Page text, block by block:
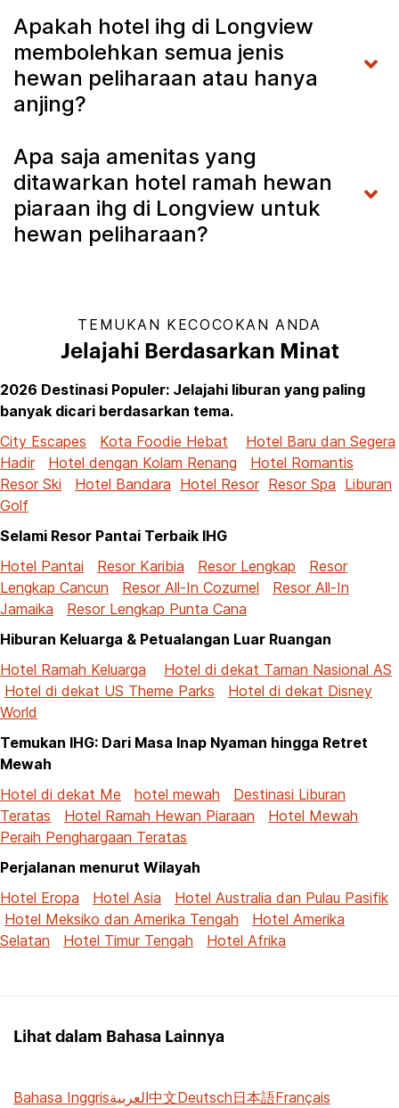
Apakah hotel ihg di Longview
membolehkan semua jenis
hewan peliharaan atau hanya
anjing?
Apa saja amenitas yang
ditawarkan hotel ramah hewan
piaraan ihg di Longview untuk
hewan peliharaan?
TEMUKAN KECOCOKAN ANDA
Jelajahi Berdasarkan Minat
2026 Destinasi Populer: Jelajahi liburan yang paling
banyak dicari berdasarkan tema.
City Escapes
Kota Foodie Hebat
Hotel Baru dan Segera
Hadir
Hotel dengan Kolam Renang
Hotel Romantis
Resor Ski
Hotel Bandara Hotel Resor Resor Spa Liburan
Golf
Selami Resor Pantai Terbaik IHG
Hotel Pantai
Resor Karibia Resor Lengkap
Resor
Lengkap Cancun
Resor All-In Cozumel
Resor All-In
Jamaika
Resor Lengkap Punta Cana
Hiburan Keluarga & Petualangan Luar Ruangan
Hotel Ramah Keluarga
Hotel di dekat Taman Nasional AS
Hotel di dekat US Theme Parks
Hotel di dekat Disney
World
Temukan IHG: Dari Masa Inap Nyaman hingga Retret
Mewah
Hotel di dekat Me
hotel mewah
Destinasi Liburan
Teratas
Hotel Ramah Hewan Piaraan
Hotel Mewah
Peraih Penghargaan Teratas
Perjalanan menurut Wilayah
Hotel Eropa
Hotel Asia
Hotel Australia dan Pulau Pasifik
Hotel Meksiko dan Amerika Tengah
Hotel Amerika
Selatan
Hotel Timur Tengah Hotel Afrika
Lihat dalam Bahasa Lainnya
Bahasa Inggrisالعربية中文Deutsch日本語Français